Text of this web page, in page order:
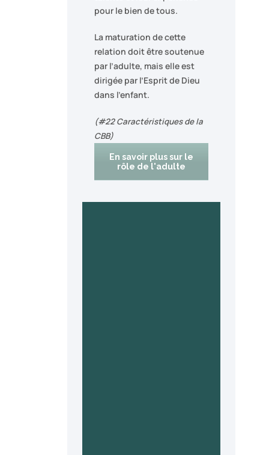
pour le bien de tous.
La maturation de cette
relation doit être soutenue
par l’adulte, mais elle est
dirigée par l’Esprit de Dieu
dans l’enfant.
(#22 Caractéristiques de la
CBB)
En savoir plus sur le
rôle de l'adulte